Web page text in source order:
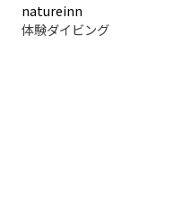
natureinn
体験ダイビング